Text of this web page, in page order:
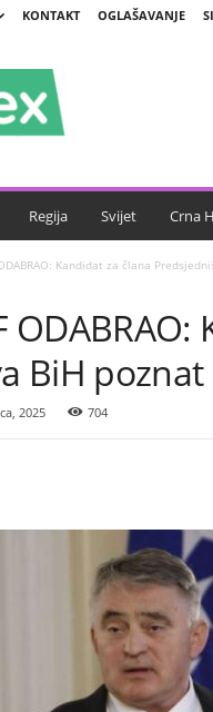
KONTAKT OGLAŠAVANJE
Regija Svijet Crna
ODABRAO: Kandidat za člana
BiH poznat
2025 704